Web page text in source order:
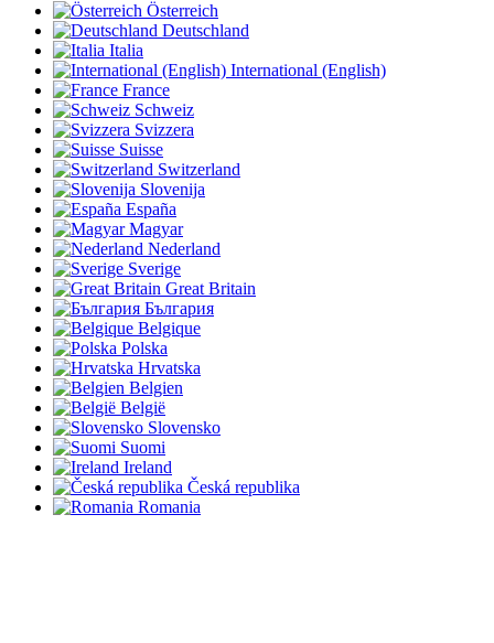
Österreich
Deutschland
Italia
International (English)
France
Schweiz
Svizzera
Suisse
Switzerland
Slovenija
España
Magyar
Nederland
Sverige
Great Britain
България
Belgique
Polska
Hrvatska
Belgien
België
Slovensko
Suomi
Ireland
Česká republika
Romania